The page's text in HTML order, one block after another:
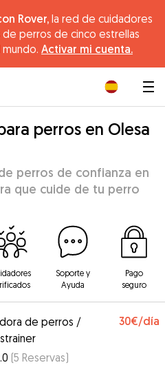
Rover, la red de cuidadores
perros de cinco estrellas
Activar mi cuenta.
perros en Olesa
perros de confianza en
que cuide de tu perro
Soporte y
Ayuda
Pago
seguro
de perros /
30€/día
(5 Reservas)